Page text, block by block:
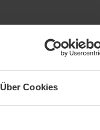
Über Cookies